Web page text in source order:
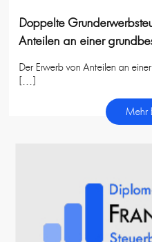
Doppelte
Anteilen an einer
Der Erwerb von Anteilen an
[…]
Mehr